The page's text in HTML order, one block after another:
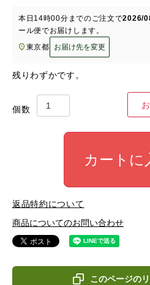
本日 14時00分 までのご注文で2026/
ール便でお届けします。
東京都
お届け先を変更
残りわずかです。
カートに
返品特約について
商品についてのお問い合わせ
このページの